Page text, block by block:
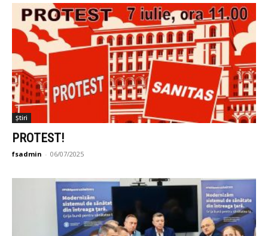
Știri
PROTEST!
fsadmin - 06/07/2025